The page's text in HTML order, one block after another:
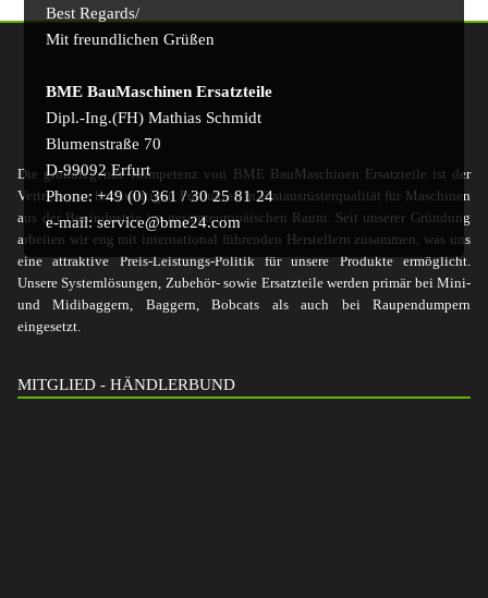
Best Regards/
Mit freundlichen Grüßen
BME BauMaschinen Ersatzteile
Dipl.-Ing.(FH) Mathias Schmidt
Blumenstraße 70
D-99092 Erfurt
Phone: +49 (0) 361 / 30 25 81 24
e-mail: service@bme24.com
Die grundlegende Kompetenz von BME BauMaschinen Ersatzteile ist der
Vertrieb von hochwertigen Produkten in Erstausrüsterqualität für Maschinen
aus der Bauindustrie im gesamteuropäischen Raum. Seit unserer Gründung
arbeiten wir eng mit international führenden Herstellern zusammen, was uns
eine attraktive Preis-Leistungs-Politik für unsere Produkte ermöglicht.
Unsere Systemlösungen, Zubehör- sowie Ersatzteile werden primär bei Mini-
und Midibaggern, Baggern, Bobcats als auch bei Raupendumpern
eingesetzt.
MITGLIED - HÄNDLERBUND